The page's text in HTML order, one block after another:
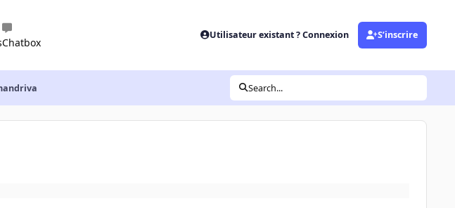
Chatbox
Utilisateur existant ? Connexion S’inscrire
Search...